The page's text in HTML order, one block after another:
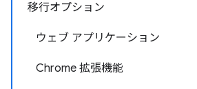
移行オプション
ウェブ アプリケーション
Chrome 拡張機能